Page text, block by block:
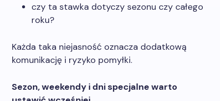
czy ta stawka dotyczy sezonu czy całego
roku?
Każda taka niejasność oznacza dodatkową
komunikację i ryzyko pomyłki.
Sezon, weekendy i dni specjalne warto